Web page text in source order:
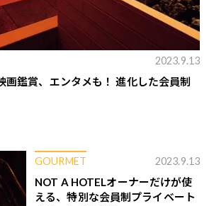
2023.9.13
画鑑賞、エンタメも！ 進化した会員制
GOURMET 2023.9.13
NOT A HOTELオーナーだけが使
える、特別な会員制プライベート